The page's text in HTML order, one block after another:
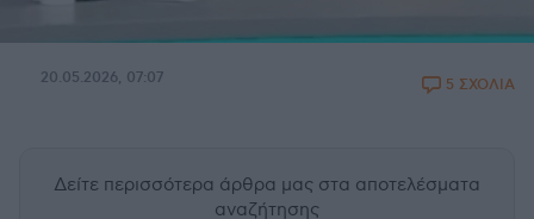
20.05.2026, 07:07 5 ΣΧΟΛΙΑ
Δείτε περισσότερα άρθρα μας στα αποτελέσματα
αναζήτησης